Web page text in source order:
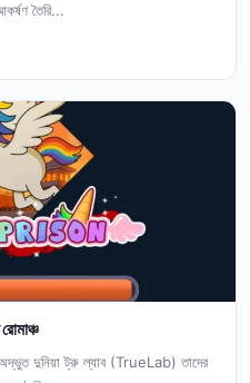
তৈরি...
অদ্ভুত দুনিয়া ট্রু ল্যাব (TrueLab) তাদের